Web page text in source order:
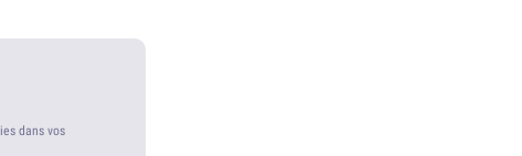
dans vos